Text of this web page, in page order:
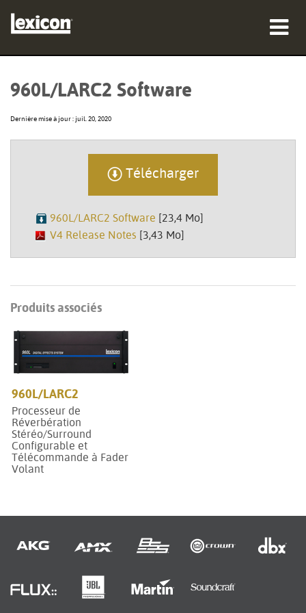
Où acheter
960L/LARC2 Software
Dernière mise à jour : juil. 20, 2020
Télécharger
960L/LARC2 Software [23,4 Mo]
V4 Release Notes [3,43 Mo]
Produits associés
960L/LARC2
Processeur de
Réverbération
Stéréo/Surround
Configurable et
Télécommande à Fader
Volant